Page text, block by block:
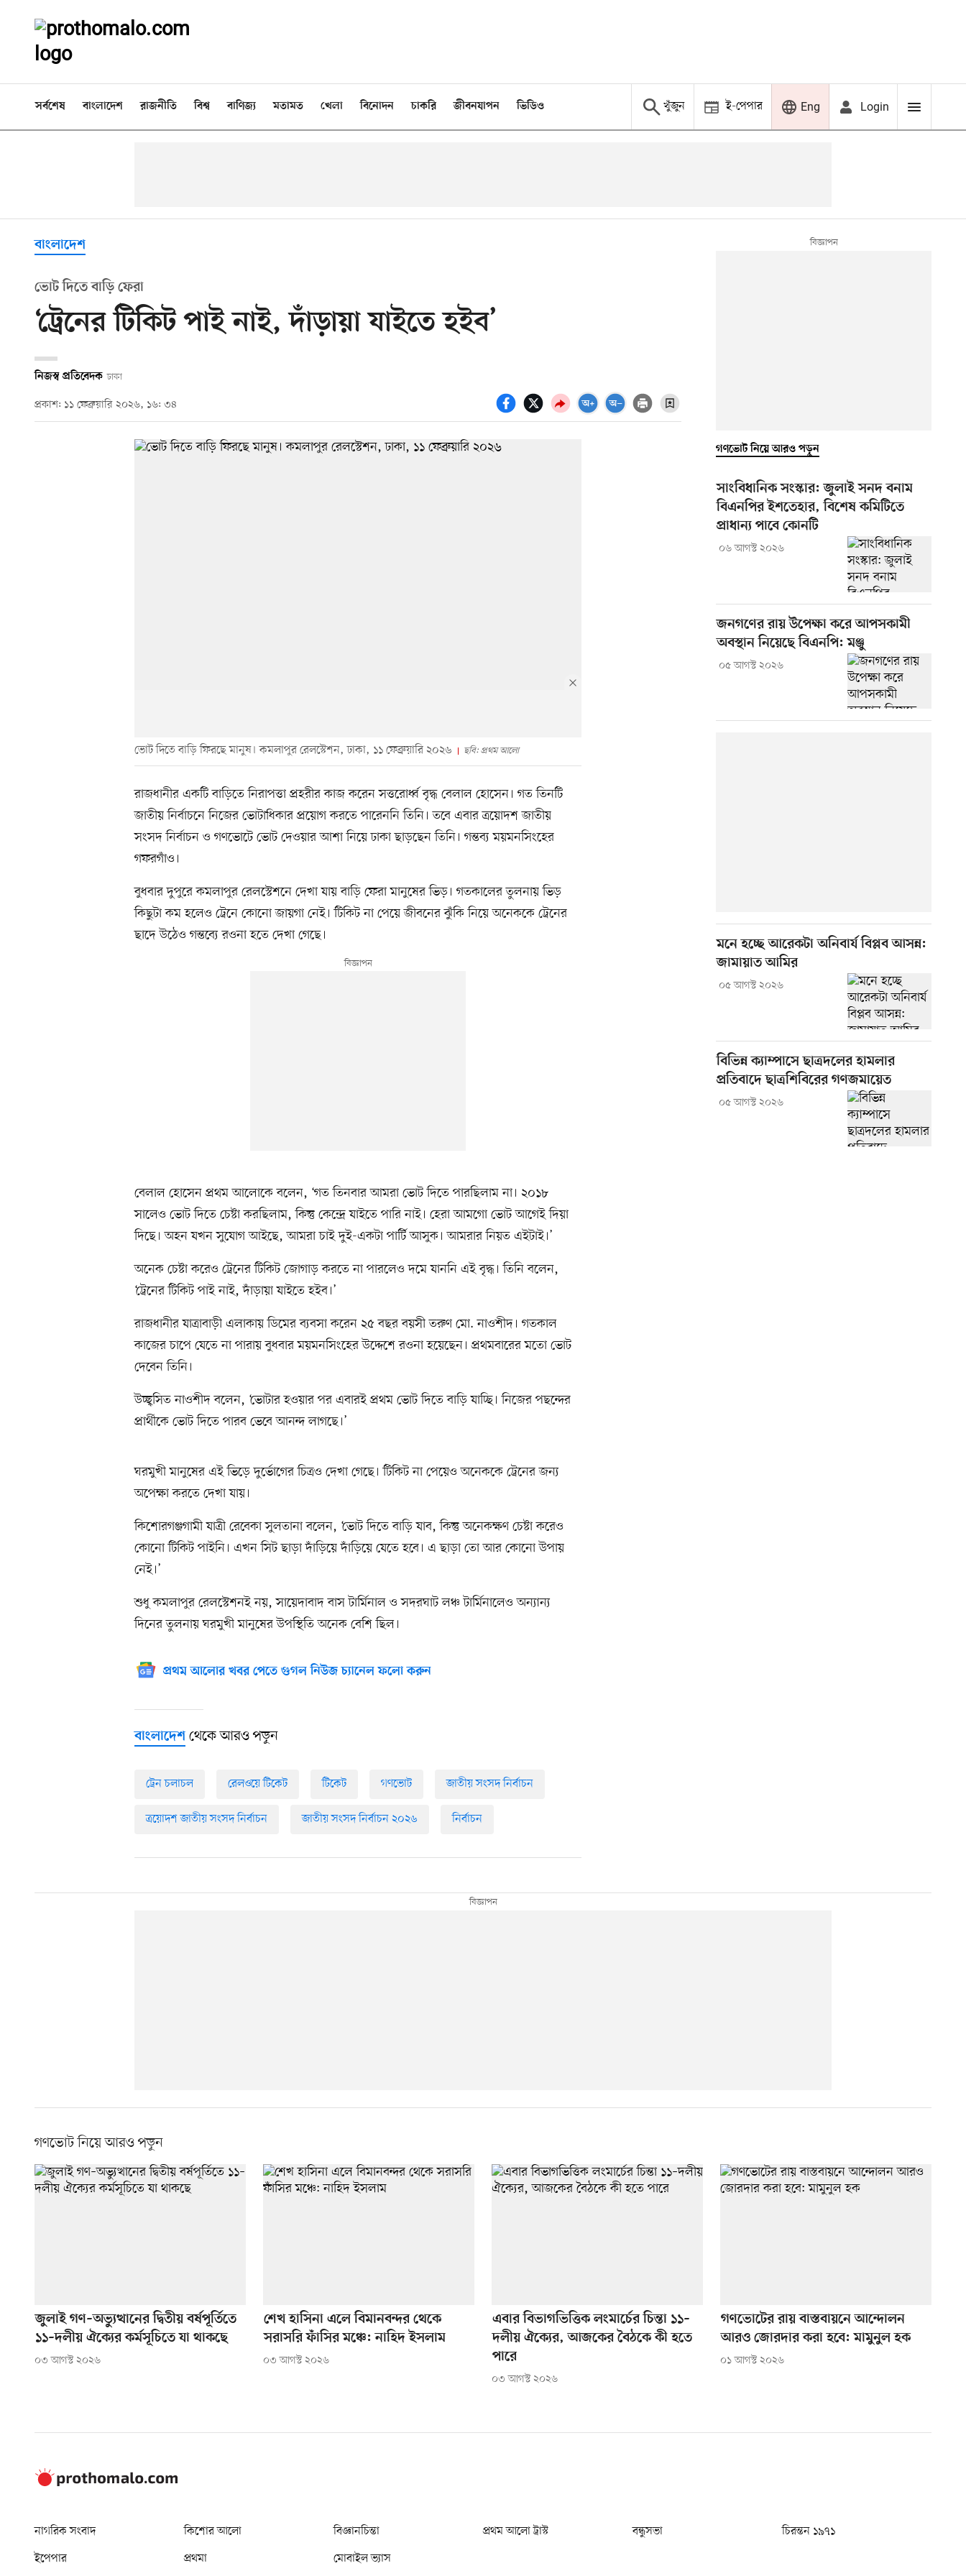
সর্বশেষ বাংলাদেশ রাজনীতি বিশ্ব বাণিজ্য মতামত খেলা বিনোদন চাকরি জীবনযাপন ভিডিও খুঁজুন ই-পেপার Eng Login
বাংলাদেশ
ভোট দিতে বাড়ি ফেরা
‘ট্রেনের টিকিট পাই নাই, দাঁড়ায়া যাইতে হইব’
নিজস্ব প্রতিবেদক ঢাকা
প্রকাশ: ১১ ফেব্রুয়ারি ২০২৬, ১৬: ৩৪
ভোট দিতে বাড়ি ফিরছে মানুষ। কমলাপুর রেলস্টেশন, ঢাকা, ১১ ফেব্রুয়ারি ২০২৬ ছবি: প্রথম আলো
রাজধানীর একটি বাড়িতে নিরাপত্তা প্রহরীর কাজ করেন সত্তরোর্ধ্ব বৃদ্ধ বেলাল হোসেন। গত তিনটি
জাতীয় নির্বাচনে নিজের ভোটাধিকার প্রয়োগ করতে পারেননি তিনি। তবে এবার ত্রয়োদশ জাতীয়
সংসদ নির্বাচন ও গণভোটে ভোট দেওয়ার আশা নিয়ে ঢাকা ছাড়ছেন তিনি। গন্তব্য ময়মনসিংহের
গফরগাঁও।
বুধবার দুপুরে কমলাপুর রেলস্টেশনে দেখা যায় বাড়ি ফেরা মানুষের ভিড়। গতকালের তুলনায় ভিড়
কিছুটা কম হলেও ট্রেনে কোনো জায়গা নেই। টিকিট না পেয়ে জীবনের ঝুঁকি নিয়ে অনেককে ট্রেনের
ছাদে উঠেও গন্তব্যে রওনা হতে দেখা গেছে।
বেলাল হোসেন প্রথম আলোকে বলেন, ‘গত তিনবার আমরা ভোট দিতে পারছিলাম না। ২০১৮
সালেও ভোট দিতে চেষ্টা করছিলাম, কিন্তু কেন্দ্রে যাইতে পারি নাই। হেরা আমগো ভোট আগেই দিয়া
দিছে। অহন যখন সুযোগ আইছে, আমরা চাই দুই-একটা পার্টি আসুক। আমরার নিয়ত এইটাই।’
অনেক চেষ্টা করেও ট্রেনের টিকিট জোগাড় করতে না পারলেও দমে যাননি এই বৃদ্ধ। তিনি বলেন,
‘ট্রেনের টিকিট পাই নাই, দাঁড়ায়া যাইতে হইব।’
রাজধানীর যাত্রাবাড়ী এলাকায় ডিমের ব্যবসা করেন ২৫ বছর বয়সী তরুণ মো. নাওশীদ। গতকাল
কাজের চাপে যেতে না পারায় বুধবার ময়মনসিংহের উদ্দেশে রওনা হয়েছেন। প্রথমবারের মতো ভোট
দেবেন তিনি।
উচ্ছ্বসিত নাওশীদ বলেন, ‘ভোটার হওয়ার পর এবারই প্রথম ভোট দিতে বাড়ি যাচ্ছি। নিজের পছন্দের
প্রার্থীকে ভোট দিতে পারব ভেবে আনন্দ লাগছে।’
ঘরমুখী মানুষের এই ভিড়ে দুর্ভোগের চিত্রও দেখা গেছে। টিকিট না পেয়েও অনেককে ট্রেনের জন্য
অপেক্ষা করতে দেখা যায়।
কিশোরগঞ্জগামী যাত্রী রেবেকা সুলতানা বলেন, ‘ভোট দিতে বাড়ি যাব, কিন্তু অনেকক্ষণ চেষ্টা করেও
কোনো টিকিট পাইনি। এখন সিট ছাড়া দাঁড়িয়ে দাঁড়িয়ে যেতে হবে। এ ছাড়া তো আর কোনো উপায়
নেই।’
শুধু কমলাপুর রেলস্টেশনই নয়, সায়েদাবাদ বাস টার্মিনাল ও সদরঘাট লঞ্চ টার্মিনালেও অন্যান্য
দিনের তুলনায় ঘরমুখী মানুষের উপস্থিতি অনেক বেশি ছিল।
প্রথম আলোর খবর পেতে গুগল নিউজ চ্যানেল ফলো করুন
বাংলাদেশ থেকে আরও পড়ুন
ট্রেন চলাচল রেলওয়ে টিকেট টিকেট গণভোট জাতীয় সংসদ নির্বাচন
ত্রয়োদশ জাতীয় সংসদ নির্বাচন জাতীয় সংসদ নির্বাচন ২০২৬ নির্বাচন
গণভোট নিয়ে আরও পড়ুন
সাংবিধানিক সংস্কার: জুলাই সনদ বনাম
বিএনপির ইশতেহার, বিশেষ কমিটিতে
প্রাধান্য পাবে কোনটি
০৬ আগস্ট ২০২৬
জনগণের রায় উপেক্ষা করে আপসকামী
অবস্থান নিয়েছে বিএনপি: মঞ্জু
০৫ আগস্ট ২০২৬
মনে হচ্ছে আরেকটা অনিবার্য বিপ্লব আসন্ন:
জামায়াত আমির
০৫ আগস্ট ২০২৬
বিভিন্ন ক্যাম্পাসে ছাত্রদলের হামলার
প্রতিবাদে ছাত্রশিবিরের গণজমায়েত
০৫ আগস্ট ২০২৬
গণভোট নিয়ে আরও পড়ুন
জুলাই গণ–অভ্যুত্থানের দ্বিতীয় বর্ষপূর্তিতে
১১–দলীয় ঐক্যের কর্মসূচিতে যা থাকছে
০৩ আগস্ট ২০২৬
শেখ হাসিনা এলে বিমানবন্দর থেকে
সরাসরি ফাঁসির মঞ্চে: নাহিদ ইসলাম
০৩ আগস্ট ২০২৬
এবার বিভাগভিত্তিক লংমার্চের চিন্তা ১১–
দলীয় ঐক্যের, আজকের বৈঠকে কী হতে
পারে
০৩ আগস্ট ২০২৬
গণভোটের রায় বাস্তবায়নে আন্দোলন
আরও জোরদার করা হবে: মামুনুল হক
০১ আগস্ট ২০২৬
নাগরিক সংবাদ কিশোর আলো বিজ্ঞানচিন্তা প্রথম আলো ট্রাস্ট বন্ধুসভা
চিরন্তন ১৯৭১
ইপেপার
প্রথমা মোবাইল ভ্যাস